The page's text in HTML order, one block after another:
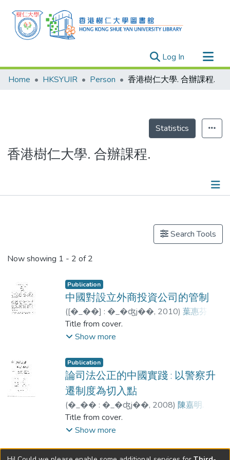
Log In (current)
Research Outputs
Theses
Home HKSYUIR Person 香港樹仁大學. 合辦課程.
Statistics
香港樹仁大學. 合辦課程.
Search Tools
Now showing 1 - 2 of 2
Publication
中國對設立外商投資公司的管制
([�_��] : �_�ʤj��, 2010) 葉惠芬.
北京大學. 法學院.
香港樹仁大學. 合辦課程.
Title from cover.
Show more
Publication
論司法公正的中國實踐 : 以警察升
遷制度為切入點
(�_�� : �_�ʤj��, 2008) 陳嘉明.
北京大學. 法學院.
香港樹仁大學. 合辦課程.
Title from cover.
Show more